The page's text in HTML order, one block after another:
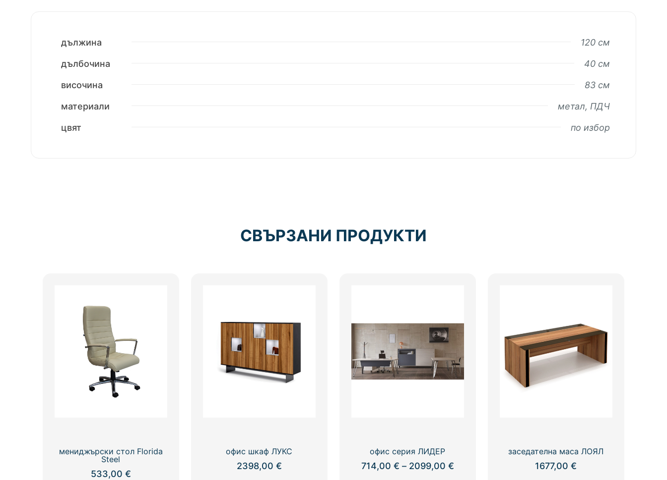
дължина 120 см
дълбочина 40 см
височина 83 см
материали метал, ПДЧ
цвят по избор
СВЪРЗАНИ ПРОДУКТИ
мениджърски стол Florida
Steel
533,00 €
офис шкаф ЛУКС
2398,00 €
офис серия ЛИДЕР
714,00 € – 2099,00 €Price
заседателна маса ЛОЯЛ
1677,00€